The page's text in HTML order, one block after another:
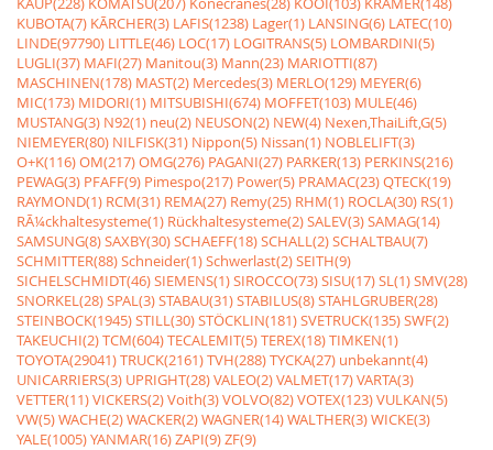
KUBOTA(7) KÃRCHER(3) LAFIS(1238) Lager(1) LANSING(6) LATEC(10)
LINDE(97790) LITTLE(46) LOC(17) LOGITRANS(5) LOMBARDINI(5)
LUGLI(37) MAFI(27) Manitou(3) Mann(23) MARIOTTI(87)
MASCHINEN(178) MAST(2) Mercedes(3) MERLO(129) MEYER(6)
MIC(173) MIDORI(1) MITSUBISHI(674) MOFFET(103) MULE(46)
MUSTANG(3) N92(1) neu(2) NEUSON(2) NEW(4) Nexen,ThaiLift,G(5)
NIEMEYER(80) NILFISK(31) Nippon(5) Nissan(1) NOBLELIFT(3)
O+K(116)OM(217)OMG(276) PAGANI(27) PARKER(13) PERKINS(216)
PEWAG(3) PFAFF(9) Pimespo(217) Power(5) PRAMAC(23)QTECK(19)
RAYMOND(1) RCM(31) REMA(27) Remy(25) RHM(1) ROCLA(30) RS(1)
RÃ¼ckhaltesysteme(1) Rückhaltesysteme(2)SALEV(3)SAMAG(14)
SAMSUNG(8)SAXBY(30)SCHAEFF(18)SCHALL(2)SCHALTBAU(7)
SCHMITTER(88)Schneider(1)Schwerlast(2)SEITH(9)
SICHELSCHMIDT(46)SIEMENS(1)SIROCCO(73)SISU(17)SL(1)SMV(28)
SNORKEL(28)SPAL(3)STABAU(31)STABILUS(8)STAHLGRUBER(28)
STEINBOCK(1945)STILL(30)STÖCKLIN(181)SVETRUCK(135)SWF(2)
TAKEUCHI(2)TCM(604)TECALEMIT(5)TEREX(18)TIMKEN(1)
TOYOTA(29041)TRUCK(2161)TVH(288)TYCKA(27) unbekannt(4)
UNICARRIERS(3) UPRIGHT(28)VALEO(2)VALMET(17)VARTA(3)
VETTER(11)VICKERS(2)Voith(3)VOLVO(82)VOTEX(123)VULKAN(5)
VW(5)WACHE(2)WACKER(2)WAGNER(14)WALTHER(3)WICKE(3)
YALE(1005)YANMAR(16)ZAPI(9)ZF(9)